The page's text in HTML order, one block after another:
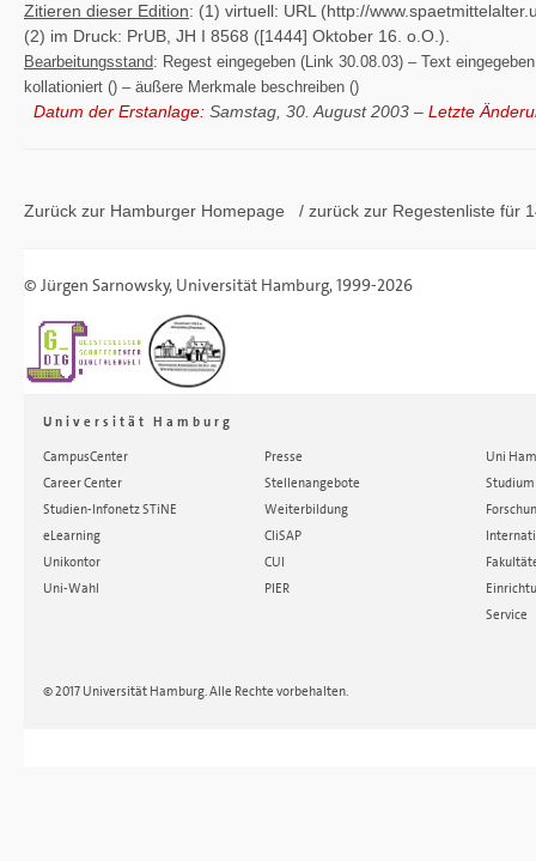
Zitieren dieser Edition: (1) virtuell: URL (http://
(2) im Druck: PrUB, JH I 8568 ([1444] Oktober 16. o.O.).
Bearbeitungsstand: Regest eingegeben (Link 30.08.03) – Text
kollationiert () – äußere Merkmale beschreiben ()
Datum der Erstanlage: Samstag, 30. August 2003 – Letzte
Zurück zur Hamburger Homepage / zurück zur Regestenliste für
© Jürgen Sarnowsky, Universität Hamburg, 1999-2026